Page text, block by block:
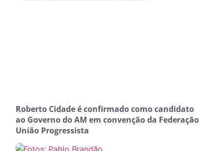
Roberto Cidade é confirmado como candidato
ao Governo do AM em convenção da Federação
União Progressista